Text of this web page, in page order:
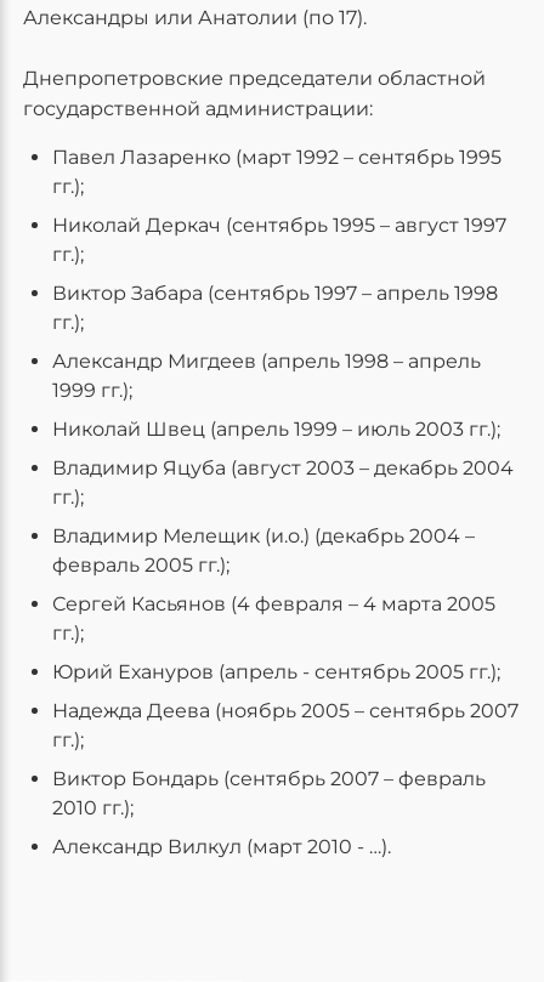
Александры или Анатолии (по 17).
Днепропетровские председатели областной
государственной администрации:
Павел Лазаренко (март 1992 – сентябрь 1995
гг.);
Николай Деркач (сентябрь 1995 – август 1997
гг.);
Виктор Забара (сентябрь 1997 – апрель 1998
гг.);
Александр Мигдеев (апрель 1998 – апрель
1999 гг.);
Николай Швец (апрель 1999 – июль 2003 гг.);
Владимир Яцуба (август 2003 – декабрь 2004
гг.);
Владимир Мелещик (и.о.) (декабрь 2004 –
февраль 2005 гг.);
Сергей Касьянов (4 февраля – 4 марта 2005
гг.);
Юрий Ехануров (апрель - сентябрь 2005 гг.);
Надежда Деева (ноябрь 2005 – сентябрь 2007
гг.);
Виктор Бондарь (сентябрь 2007 – февраль
2010 гг.);
Александр Вилкул (март 2010 - …).